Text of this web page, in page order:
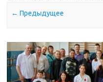
← Предыдущее